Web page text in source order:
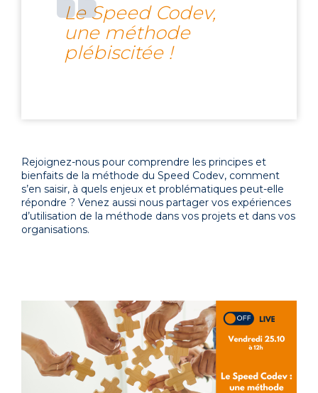
Le Speed Codev,
une méthode
plébiscitée !
Rejoignez-nous pour comprendre les principes et
bienfaits de la méthode du Speed Codev, comment
s’en saisir, à quels enjeux et problématiques peut-elle
répondre ? Venez aussi nous partager vos expériences
d’utilisation de la méthode dans vos projets et dans vos
organisations.